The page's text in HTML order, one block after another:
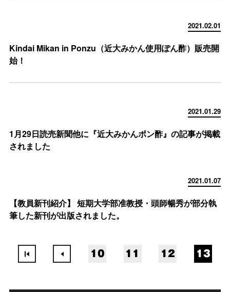
2021.02.01
Kindai Mikan in Ponzu（近大みかん使用ぽん酢）販売開
始！
2021.01.29
1月29日読売新聞他に『近大みかんポン酢』の記事が掲載
されました
2021.01.07
【教員新刊紹介】 短期大学部准教授・頭師暢秀が部分執
筆した新刊が出版されました。
10 11 12 13